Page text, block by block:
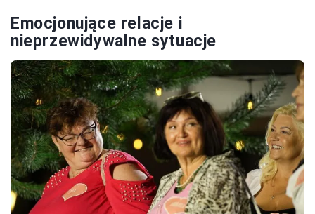
Emocjonujące relacje i
nieprzewidywalne sytuacje